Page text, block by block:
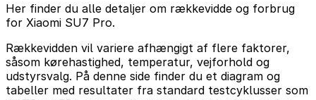
Her finder du alle detaljer om rækkevidde og forbrug
for Xiaomi SU7 Pro.
Rækkevidden vil variere afhængigt af flere faktorer,
såsom kørehastighed, temperatur, vejforhold og
udstyrsvalg. På denne side finder du et diagram og
tabeller med resultater fra standard testcyklusser som